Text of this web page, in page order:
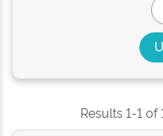
Results 1-1